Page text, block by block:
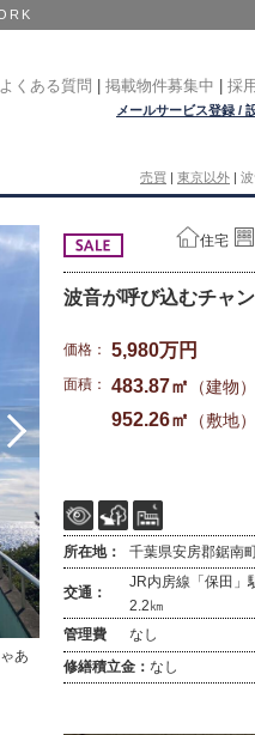
よくある質問 掲載物件募集中 採
メールサービス登録 /
売買 | 東京以外 |
あ
住宅
波音が呼び込むチャン
価格： 5,980万円
面積： 483.87㎡ （建物）
952.26㎡ （敷地）
所在地： 千葉県安房郡鋸南
交通：
JR内房線「保田」
2.2㎞
管理費
なし
修繕積立金： なし